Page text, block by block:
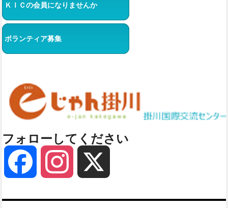
ＫＩＣの会員になりませんか
ボランティア募集
フォローしてください
Facebook Instagram